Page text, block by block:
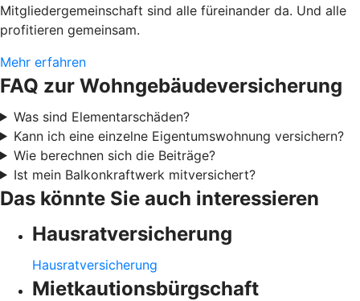
Mitgliedergemeinschaft sind alle füreinander da. Und alle
profitieren gemeinsam.
Mehr erfahren
FAQ zur Wohngebäudeversicherung
Was sind Elementarschäden?
Kann ich eine einzelne Eigentumswohnung versichern?
Wie berechnen sich die Beiträge?
Ist mein Balkonkraftwerk mitversichert?
Das könnte Sie auch interessieren
Hausratversicherung
Hausratversicherung
Mietkautionsbürgschaft